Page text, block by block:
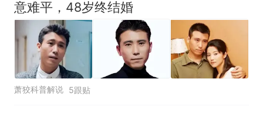
意难平，48岁终结婚
萧狡科普解说 5跟贴